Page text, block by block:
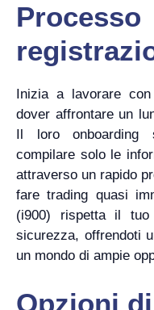
Inizia a lavorare
dover affrontare un
Il loro onboarding
compilare solo le
attraverso un rapido
fare trading quasi
(i900) rispetta il
sicurezza, offrendoti
un mondo di ampie
Opzioni